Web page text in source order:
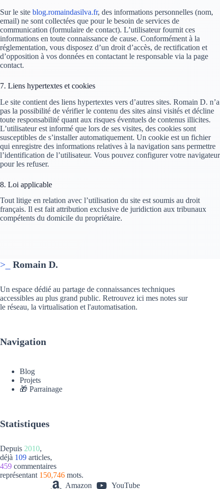
Sur le site blog.romaindasilva.fr, des informations personnelles (nom,
email) ne sont collectées que pour le besoin de services de
communication (formulaire de contact). L’utilisateur fournit ces
informations en toute connaissance de cause. Conformément à la
réglementation, vous disposez d’un droit d’accès, de rectification et
d’opposition à vos données en contactant le responsable via la page
contact.
7. Liens hypertextes et cookies
Le site contient des liens hypertextes vers d’autres sites. Romain D. n’a
pas la possibilité de vérifier le contenu des sites ainsi visités et décline
toute responsabilité quant aux risques éventuels de contenus illicites.
L’utilisateur est informé que lors de ses visites, des cookies sont
susceptibles de s’installer automatiquement. Un cookie est un fichier
qui enregistre des informations relatives à la navigation sans permettre
l’identification de l’utilisateur. Vous pouvez configurer votre navigateur
pour les refuser.
8. Loi applicable
Tout litige en relation avec l’utilisation du site est soumis au droit
français. Il est fait attribution exclusive de juridiction aux tribunaux
compétents du domicile du propriétaire.
>_ Romain D.
Un espace dédié au partage de connaissances techniques
accessibles au plus grand public. Retrouvez ici mes notes sur
le réseau, la virtualisation et l'automatisation.
Navigation
Blog
Projets
🎁 Parrainage
Statistiques
Depuis 2010,
déjà 109 articles,
459 commentaires
représentant 150,746 mots.
Amazon
YouTube